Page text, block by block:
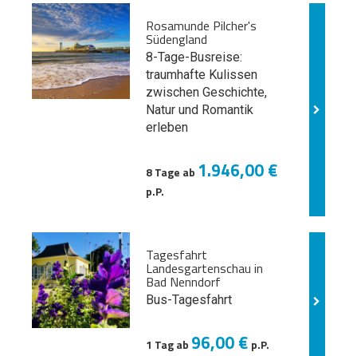
Rosamunde Pilcher's
Südengland
8-Tage-Busreise:
traumhafte Kulissen
zwischen Geschichte,
Natur und Romantik
erleben
8 Tage ab 1.946,00 €
p.P.
Tagesfahrt
Landesgartenschau in
Bad Nenndorf
Bus-Tagesfahrt
1 Tag ab 96,00 € p.P.